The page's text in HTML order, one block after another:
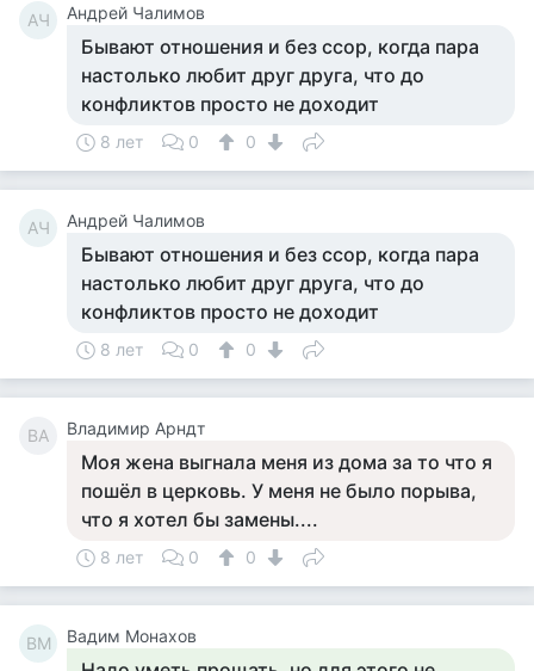
АЧ Андрей Чалимов
Бывают отношения и без ссор, когда пара
настолько любит друг друга, что до
конфликтов просто не доходит
8 лет 0 0
АЧ Андрей Чалимов
Бывают отношения и без ссор, когда пара
настолько любит друг друга, что до
конфликтов просто не доходит
8 лет 0 0
ВА Владимир Арндт
Моя жена выгнала меня из дома за то что я
пошёл в церковь. У меня не было порыва,
что я хотел бы замены....
8 лет 0 0
ВМ Вадим Монахов